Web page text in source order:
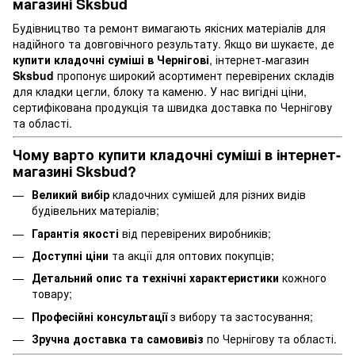
магазині Sksbud
Будівництво та ремонт вимагають якісних матеріалів для
надійного та довговічного результату. Якщо ви шукаєте, де
купити кладочні суміші в Чернігові, інтернет-магазин
Sksbud пропонує широкий асортимент перевірених складів
для кладки цегли, блоку та каменю. У нас вигідні ціни,
сертифікована продукція та швидка доставка по Чернігову
та області.
Чому варто купити кладочні суміші в інтернет-
магазині Sksbud?
Великий вибір кладочних сумішей для різних видів
будівельних матеріалів;
Гарантія якості від перевірених виробників;
Доступні ціни та акції для оптових покупців;
Детальний опис та технічні характеристики кожного
товару;
Професійні консультаціїз вибору та застосування;
Зручна доставка та самовивіз по Чернігову та області.